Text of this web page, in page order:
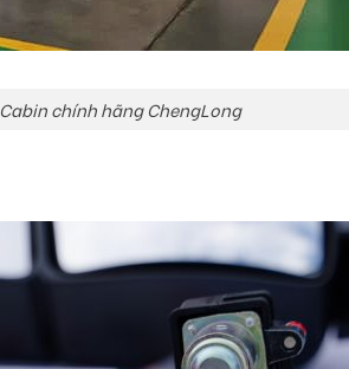
Cabin chính hãng ChengLong